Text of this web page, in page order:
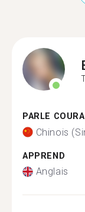
PARLE
Chinois
APPREND
Anglais